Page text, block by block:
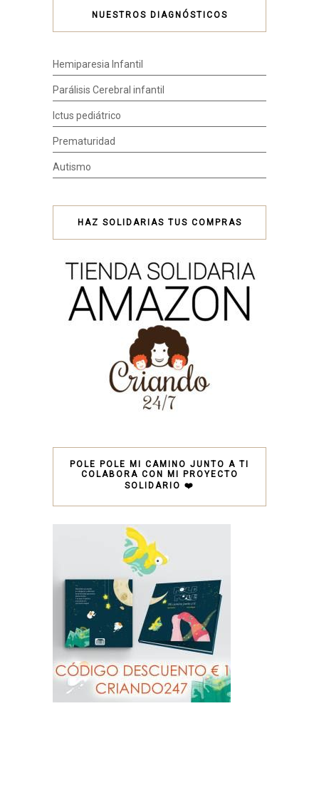
NUESTROS DIAGNÓSTICOS
Hemiparesia Infantil
Parálisis Cerebral infantil
Ictus pediátrico
Prematuridad
Autismo
HAZ SOLIDARIAS TUS COMPRAS
POLE POLE MI CAMINO JUNTO A TI
COLABORA CON MI PROYECTO
SOLIDARIO ❤️